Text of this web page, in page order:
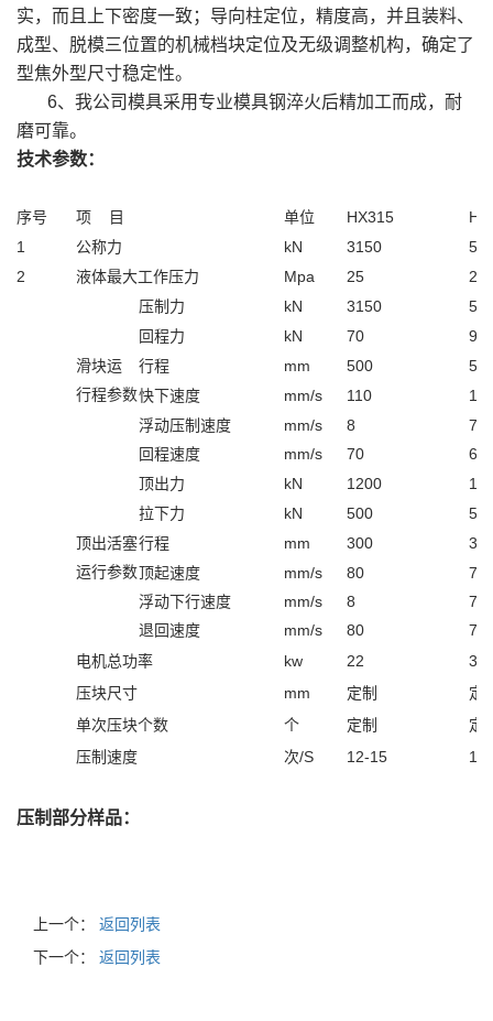
实，而且上下密度一致；导向柱定位，精度高，并且装料、
成型、脱模三位置的机械档块定位及无级调整机构，确定了
型焦外型尺寸稳定性。
6、我公司模具采用专业模具钢淬火后精加工而成，耐
磨可靠。
技术参数：
序号 项 目 单位 HX315
1
公称力 kN 3150
2
液体最大工作压力 Mpa 25 25
滑块运
行程参数
压制力 kN 3150
回程力
kN 70
90
行程
mm 500
快下速度
mm/s 110
浮动压制速度
mm/s 8
7
回程速度
mm/s 70 60
顶出活塞
运行参数
顶出力 kN 1200
拉下力
kN 500
行程
mm 300
顶起速度
mm/s 80
70
浮动下行速度
mm/s 8
7
退回速度
mm/s 80
75
电机总功率
kw 22
37
压块尺寸
mm 定制
定
单次压块个数
个 定制
定
压制速度
次/S 12-15
压制部分样品：
上一个： 返回列表
下一个： 返回列表